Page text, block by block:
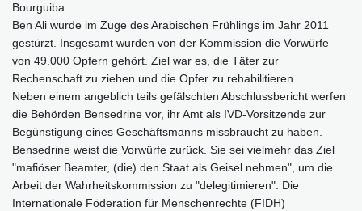
Bourguiba.
Ben Ali wurde im Zuge des Arabischen Frühlings im Jahr 2011
gestürzt. Insgesamt wurden von der Kommission die Vorwürfe
von 49.000 Opfern gehört. Ziel war es, die Täter zur
Rechenschaft zu ziehen und die Opfer zu rehabilitieren.
Neben einem angeblich teils gefälschten Abschlussbericht werfen
die Behörden Bensedrine vor, ihr Amt als IVD-Vorsitzende zur
Begünstigung eines Geschäftsmanns missbraucht zu haben.
Bensedrine weist die Vorwürfe zurück. Sie sei vielmehr das Ziel
"mafiöser Beamter, (die) den Staat als Geisel nehmen", um die
Arbeit der Wahrheitskommission zu "delegitimieren". Die
Internationale Föderation für Menschenrechte (FIDH)